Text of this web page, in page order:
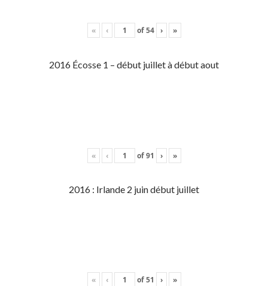
« ‹ of54 › »
2016 Écosse 1 – début juillet à début aout
« ‹ of91 › »
2016 : Irlande 2 juin début juillet
« ‹ of51 › »